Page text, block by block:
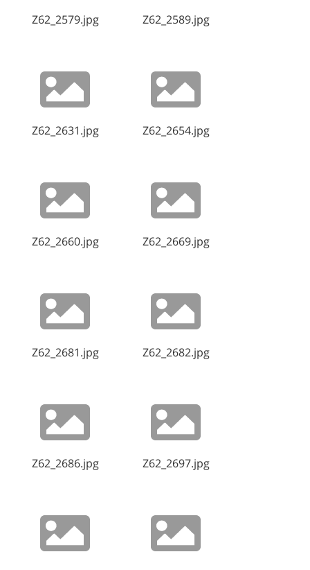
Z62_2579.jpg Z62_2589.jpg
Z62_2631.jpg Z62_2654.jpg
Z62_2660.jpg Z62_2669.jpg
Z62_2681.jpg Z62_2682.jpg
Z62_2686.jpg Z62_2697.jpg